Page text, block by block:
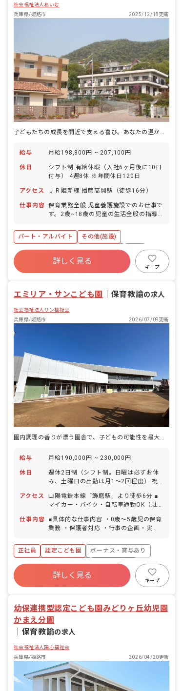
社会福祉法人あいむ
兵庫県/姫路市
2025/12/18更新
子どもたちの成長を間近で支える喜び。あなたの温かい心が未来を育みます。
給与 月給198,800円 ~ 207,100円
休日
シフト制 有給休暇（入社6ヶ月後に10日
付与） 4週8休 ※年間休日120日
アクセス ＪＲ姫新線 播磨高岡駅（徒歩16分）
仕事内容 保育業務全般 児童養護施設でのお仕事で
す。2歳~18歳の児童の生活全般の指導 ■
パート・アルバイト
その他(施設)
ボーナス・賞与あり
社会保険完備
有給
福利厚生充実
退職金制度
昇給昇進あり
詳しく見る
キープ
エミリア・サンこども園 保育教諭の求人
社会福祉法人サン福祉会
兵庫県/姫路市
2026/07/09更新
園内調理の香りが漂う園舎で、子どもの可能性を最大限に引き出す保育を届けています。
給与 月給190,000円 ~ 230,000円
休日
週休2日制（シフト制。日曜は必ずお休
み、土曜日の出勤は月1～2回程度） 祝
の取得可／5日以上の連休取得可） 年末
年始休暇（6日間） 慶弔休暇 産前産後・
育児休暇（取得率90％・復帰率90％）
結婚休暇 ※年間休日108日（有休は別途
どによる休みの相談なども対応していま
す。
アクセス
山陽電鉄本線「飾磨駅」より徒歩6分 ■
マイカー・バイク・自転車通勤OK（駐
仕事内容
■具体的な仕事内容 ・0歳～5歳児の保育
業務 ・保護者対応 ・行事の企画・実施
帳の入力（保育システムの利用） ・職員
会議 ・地域の子育て世帯の育児支援も行
なっております。 ＜クラス定員＞ 0歳児
クラス 9名 1歳児クラス 15名 2歳児
クラス 15名 3歳児クラス 22名 4歳児
クラス 22名 5歳児クラス 22名 ■保育
今できる最善を尽くす ■保育目標 のびの
び元気にあそぶ 元気・勇気・根気のある
子ども
正社員 認定こども園
ボーナス・賞与あり
寮・住宅・家賃補助あり
社会保険完備
退職金制度
残業少なめ
詳しく見る
キープ
幼保連携型認定こども園みどりヶ丘幼児園
かまえ分園
保育教諭の求人
社会福祉法人陽心福祉会
兵庫県/姫路市
2026/04/20更新